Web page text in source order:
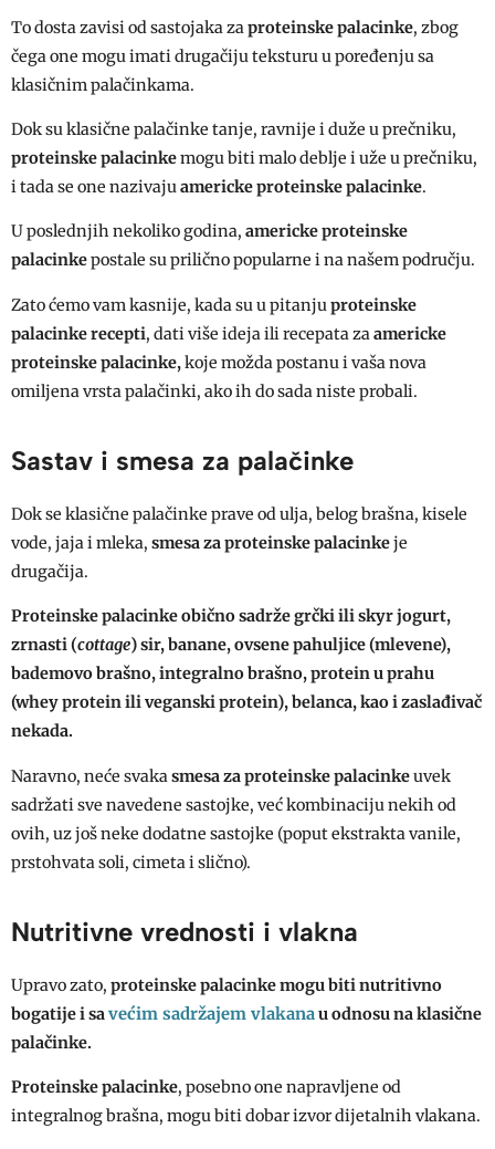
To dosta zavisi od sastojaka za proteinske palacinke, zbog
čega one mogu imati drugačiju teksturu u poređenju sa
klasičnim palačinkama.
Dok su klasične palačinke tanje, ravnije i duže u prečniku,
proteinske palacinkemogu biti malo deblje i uže u prečniku,
i tada se one nazivajuamericke proteinske palacinke.
U poslednjih nekoliko godina, americke proteinske
palacinkepostale su prilično popularne i na našem području.
Zato ćemo vam kasnije, kada su u pitanjuproteinske
palacinke recepti, dati više ideja ili recepata zaamericke
proteinske palacinke,koje možda postanu i vaša nova
omiljena vrsta palačinki, ako ih do sada niste probali.
Sastav i smesa za palačinke
Dok se klasične palačinke prave od ulja, belog brašna, kisele
vode, jaja i mleka, smesa za proteinske palacinkeje
drugačija.
Proteinske palacinkeobično sadrže grčki ili skyr jogurt,
zrnasti (cottage) sir, banane, ovsene pahuljice (mlevene),
bademovo brašno, integralno brašno, protein u prahu
(whey protein ili veganski protein), belanca, kao i zaslađivač
nekada.
Naravno, neće svaka smesa za proteinske palacinkeuvek
sadržati sve navedene sastojke, već kombinaciju nekih od
ovih, uz još neke dodatne sastojke (poput ekstrakta vanile,
prstohvata soli, cimeta i slično).
Nutritivne vrednosti i vlakna
Upravo zato, proteinske palacinkemogu biti nutritivno
bogatije i sa većim sadržajem vlakanau odnosu na klasične
palačinke.
Proteinske palacinke, posebno one napravljene od
integralnog brašna, mogu biti dobar izvor dijetalnih vlakana.